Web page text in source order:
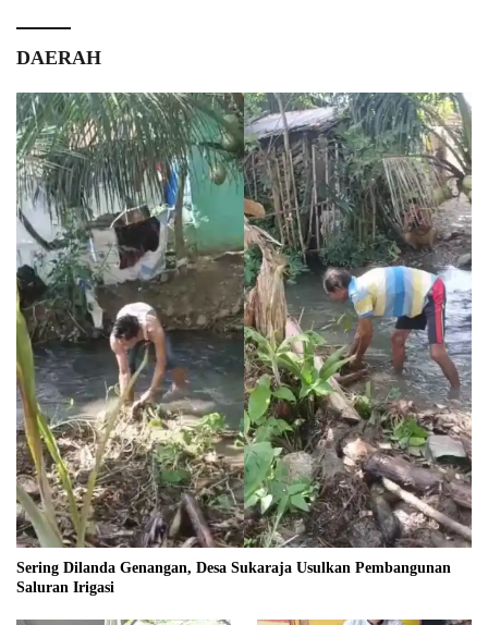
DAERAH
Sering Dilanda Genangan, Desa Sukaraja Usulkan Pembangunan
Saluran Irigasi